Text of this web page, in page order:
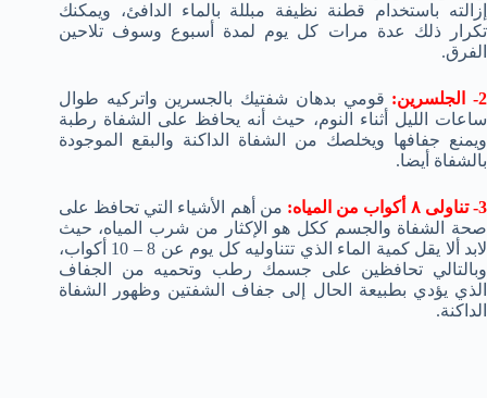
إزالته باستخدام قطنة نظيفة مبللة بالماء الدافئ، ويمكنك
تكرار ذلك عدة مرات كل يوم لمدة أسبوع وسوف تلاحين
الفرق.
2- الجلسرين:
قومي بدهان شفتيك بالجسرين واتركيه طوال
ساعات الليل أثناء النوم، حيث أنه يحافظ على الشفاة رطبة
ويمنع جفافها ويخلصك من الشفاة الداكنة والبقع الموجودة
بالشفاة أيضا.
3- تناولى ٨ أكواب من المياه:
من أهم الأشياء التي تحافظ على
صحة الشفاة والجسم ككل هو الإكثار من شرب المياه، حيث
لابد ألا يقل كمية الماء الذي تتناوليه كل يوم عن 8 – 10 أكواب،
وبالتالي تحافظين على جسمك رطب وتحميه من الجفاف
الذي يؤدي بطبيعة الحال إلى جفاف الشفتين وظهور الشفاة
الداكنة.